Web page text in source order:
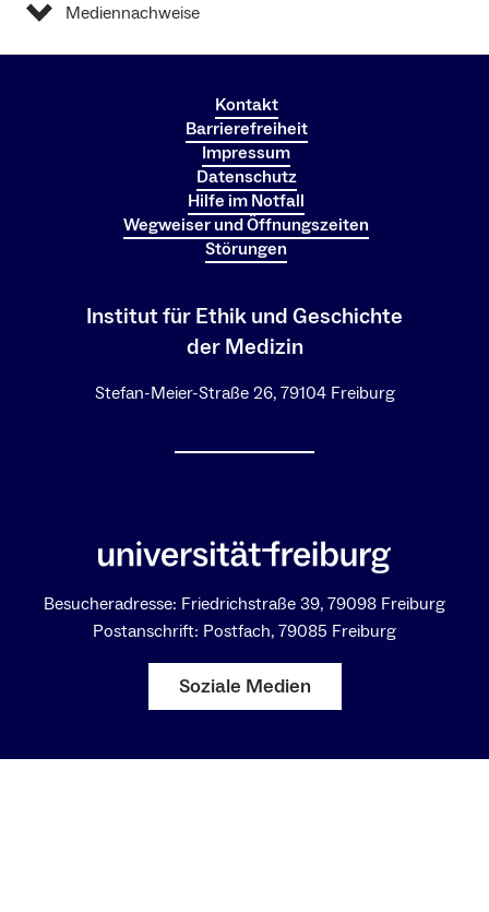
Mediennachweise
Kontakt
Barrierefreiheit
Impressum
Datenschutz
Hilfe im Notfall
Wegweiser und Öffnungszeiten
Störungen
Institut für Ethik und Geschichte
der Medizin
Stefan-Meier-Straße 26, 79104 Freiburg
Besucheradresse: Friedrichstraße 39, 79098 Freiburg
Postanschrift: Postfach, 79085 Freiburg
Soziale Medien